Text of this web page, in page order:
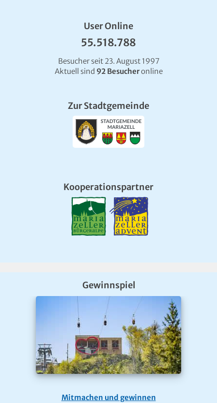
User Online
55.518.788
Besucher seit 23. August 1997
Aktuell sind 92 Besucheronline
Zur Stadtgemeinde
Kooperationspartner
Gewinnspiel
Mitmachen und gewinnen